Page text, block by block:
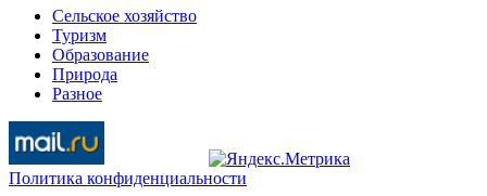
Сельское хозяйство
Туризм
Образование
Природа
Разное
Политика конфиденциальности